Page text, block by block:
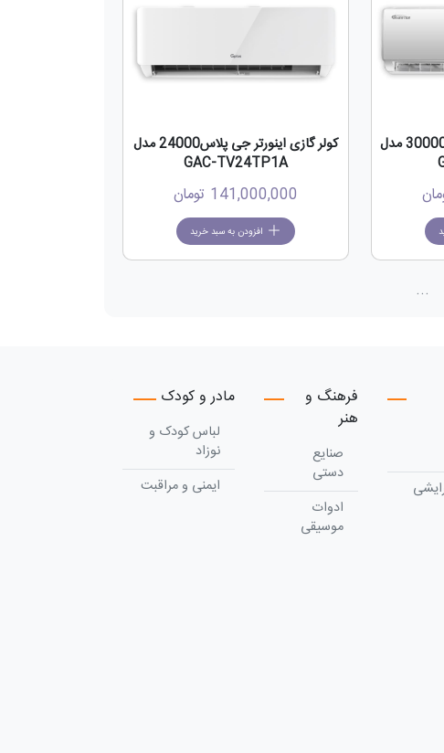
کولر گازی جی پلاس اینورتر 30000 مدل
کولر گازی اینورتر جی پلاس24000 مدل
GAC-TV24TP1A
141,000,000 تومان
افزودن به سبد خرید
...
فرهنگ و
هنر
صنایع
دستی
ادوات
موسیقی
مادر و کودک
لباس کودک و
نوزاد
ایمنی و مراقبت